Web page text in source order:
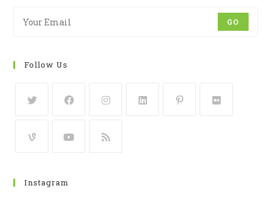
GO
Follow Us
Instagram